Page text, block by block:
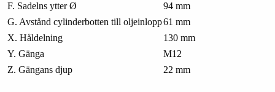
F. Sadelns ytter Ø
94 mm
G. Avstånd cylinderbotten till oljeinlopp61 mm
X. Håldelning
130 mm
Y. Gänga
M12
Z. Gängans djup
22 mm